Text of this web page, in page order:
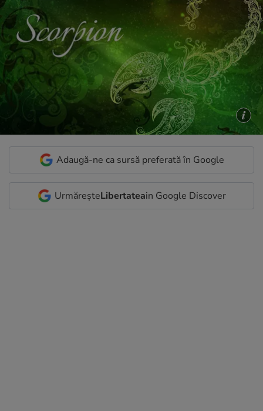
Adaugă-ne ca sursă preferată în Google
UrmăreșteLibertateain Google Discover